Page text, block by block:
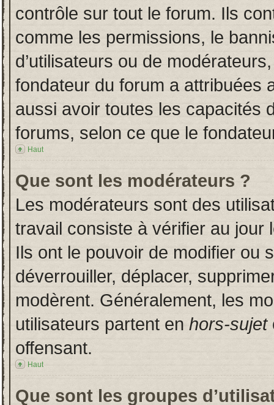
contrôle sur tout le forum. Ils
comme les permissions, le
d’utilisateurs ou de
fondateur du forum a attribuées
aussi avoir toutes les capacités
forums, selon ce que le
Haut
Que sont les modérateurs ?
Les modérateurs sont des
travail consiste à vérifier au jour
Ils ont le pouvoir de modifier ou
déverrouiller, déplacer,
modèrent. Généralement, les
utilisateurs partent en hors-sujet
offensant.
Haut
Que sont les groupes